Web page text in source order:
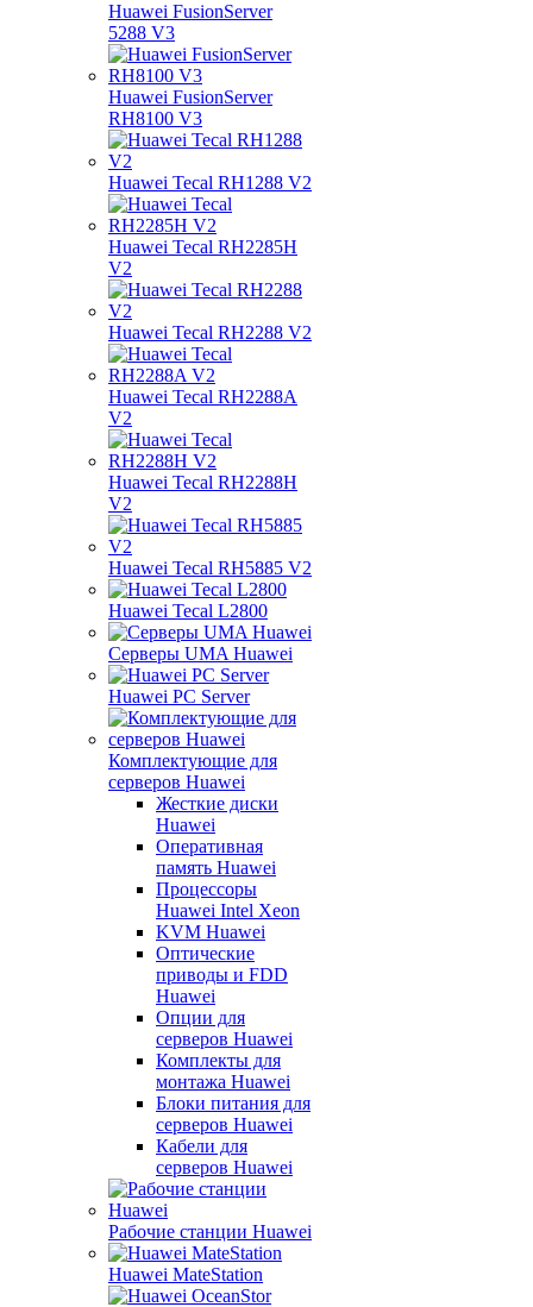
Huawei FusionServer
5288 V3
Huawei FusionServer
RH8100 V3
Huawei Tecal RH1288 V2
Huawei Tecal RH2285H
V2
Huawei Tecal RH2288 V2
Huawei Tecal RH2288A
V2
Huawei Tecal RH2288H
V2
Huawei Tecal RH5885 V2
Huawei Tecal L2800
Серверы UMA Huawei
Huawei PC Server
Комплектующие для
серверов Huawei
Жесткие диски
Huawei
Оперативная
память Huawei
Процессоры
Huawei Intel Xeon
KVM Huawei
Оптические
приводы и FDD
Huawei
Опции для
серверов Huawei
Комплекты для
монтажа Huawei
Блоки питания для
серверов Huawei
Кабели для
серверов Huawei
Рабочие станции Huawei
Huawei MateStation